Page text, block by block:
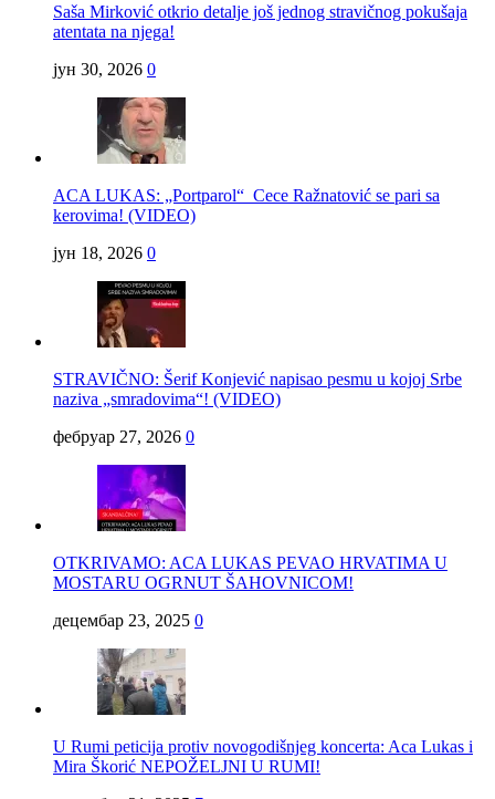
Saša Mirković otkrio detalje još jednog stravičnog pokušaja
atentata na njega!
јун 30, 2026 0
ACA LUKAS: „Portparol“ Cece Ražnatović se pari sa
kerovima! (VIDEO)
јун 18, 2026 0
STRAVIČNO: Šerif Konjević napisao pesmu u kojoj Srbe
naziva „smradovima“! (VIDEO)
фебруар 27, 2026 0
OTKRIVAMO: ACA LUKAS PEVAO HRVATIMA U
MOSTARU OGRNUT ŠAHOVNICOM!
децембар 23, 2025 0
U Rumi peticija protiv novogodišnjeg koncerta: Aca Lukas i
Mira Škorić NEPOŽELJNI U RUMI!